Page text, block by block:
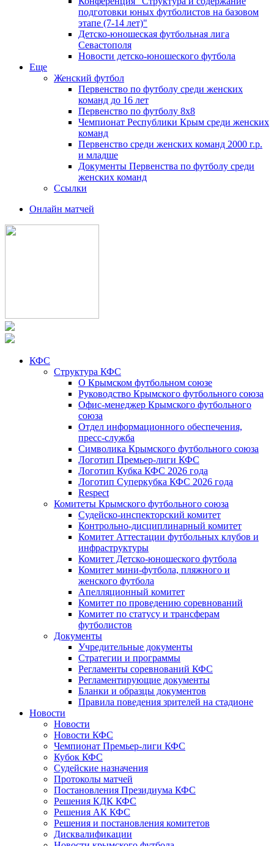
подготовки юных футболистов на базовом
этапе (7-14 лет)"
Детско-юношеская футбольная лига
Севастополя
Новости детско-юношеского футбола
Еще
Женский футбол
Первенство по футболу среди женских
команд до 16 лет
Первенство по футболу 8х8
Чемпионат Республики Крым среди женских
команд
Первенство среди женских команд 2000 г.р.
и младше
Документы Первенства по футболу среди
женских команд
Ссылки
Онлайн матчей
КФС
Структура КФС
О Крымском футбольном союзе
Руководство Крымского футбольного союза
Офис-менеджер Крымского футбольного
союза
Отдел информационного обеспечения,
пресс-служба
Символика Крымского футбольного союза
Логотип Премьер-лиги КФС
Логотип Кубка КФС 2026 года
Логотип Суперкубка КФС 2026 года
Respect
Комитеты Крымского футбольного союза
Судейско-инспекторский комитет
Контрольно-дисциплинарный комитет
Комитет Аттестации футбольных клубов и
инфраструктуры
Комитет Детско-юношеского футбола
Комитет мини-футбола, пляжного и
женского футбола
Апелляционный комитет
Комитет по проведению соревнований
Комитет по статусу и трансферам
футболистов
Документы
Учредительные документы
Стратегии и программы
Регламенты соревнований КФС
Регламентирующие документы
Бланки и образцы документов
Правила поведения зрителей на стадионе
Новости
Новости
Новости КФС
Чемпионат Премьер-лиги КФС
Кубок КФС
Судейские назначения
Протоколы матчей
Постановления Президиума КФС
Решения КДК КФС
Решения АК КФС
Решения и постановления комитетов
Дисквалификации